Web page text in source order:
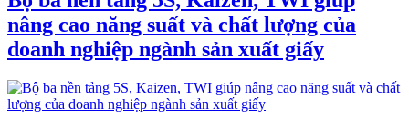
nâng cao năng suất và chất lượng của
doanh nghiệp ngành sản xuất giấy